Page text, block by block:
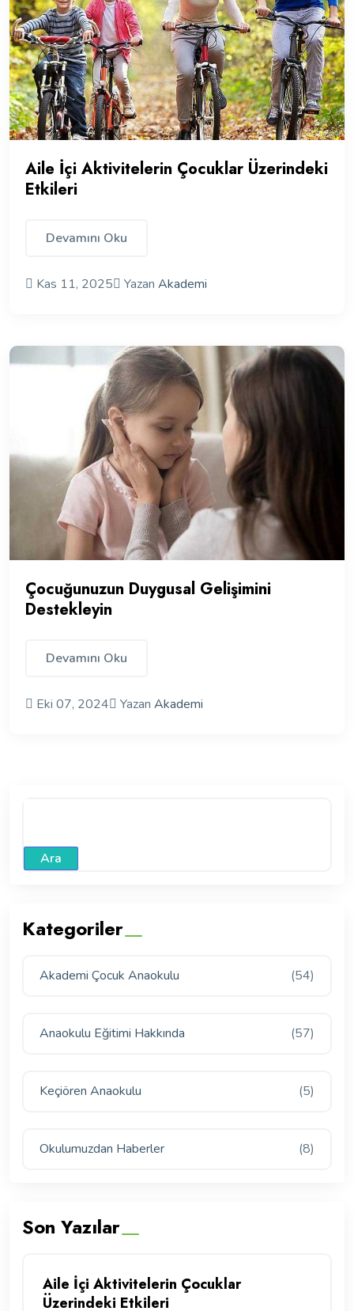
Aile İçi Aktivitelerin Çocuklar Üzerindeki
Etkileri
Devamını Oku
Kas 11, 2025 Yazan Akademi
Çocuğunuzun Duygusal Gelişimini
Destekleyin
Devamını Oku
Eki 07, 2024 Yazan Akademi
Ara
Kategoriler
Akademi Çocuk Anaokulu (54)
Anaokulu Eğitimi Hakkında (57)
Keçiören Anaokulu (5)
Okulumuzdan Haberler (8)
Son Yazılar
Aile İçi Aktivitelerin Çocuklar
Üzerindeki Etkileri